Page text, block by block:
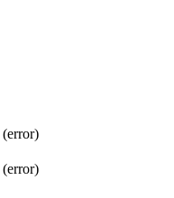
(error)
(error)